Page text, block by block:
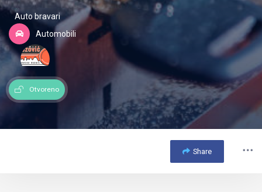
Auto bravari
Automobili
Otvoreno
Share